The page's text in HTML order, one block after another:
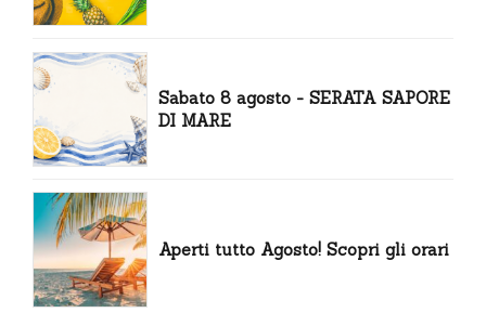
Sabato 8 agosto - SERATA SAPORE
DI MARE
Aperti tutto Agosto! Scopri gli orari